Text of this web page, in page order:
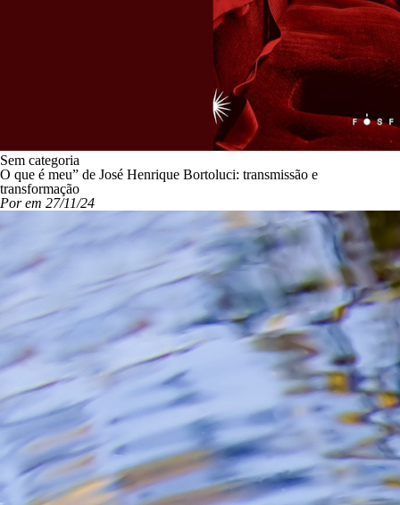
Sem categoria
O que é meu” de José Henrique Bortoluci: transmissão e
transformação
Por em 27/11/24